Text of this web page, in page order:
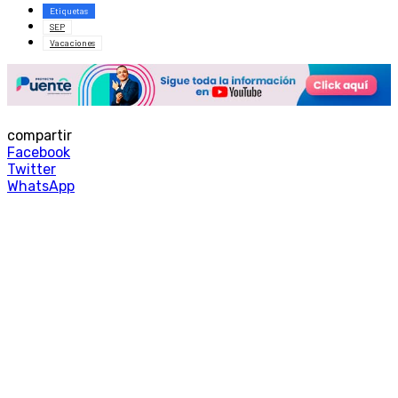
Etiquetas
SEP
Vacaciones
compartir
Facebook
Twitter
WhatsApp